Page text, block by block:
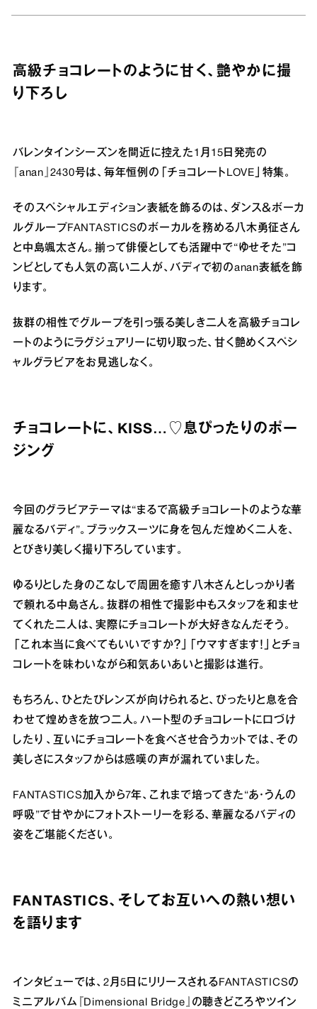
高級チョコレートのように甘く、艶やかに撮
り下ろし
バレンタインシーズンを間近に控えた1月15日発売の
『anan』2430号は、毎年恒例の「チョコレートLOVE」特集。
そのスペシャルエディション表紙を飾るのは、ダンス＆ボーカ
ルグループFANTASTICSのボーカルを務める八木勇征さん
と中島颯太さん。揃って俳優としても活躍中で“ゆせそた”コ
ンビとしても人気の高い二人が、バディで初のanan表紙を飾
ります。
抜群の相性でグループを引っ張る美しき二人を高級チョコレ
ートのようにラグジュアリーに切り取った、甘く艶めくスペシ
ャルグラビアをお見逃しなく。
チョコレートに、KISS…♡息ぴったりのポー
ジング
今回のグラビアテーマは“まるで高級チョコレートのような華
麗なるバディ”。ブラックスーツに身を包んだ煌めく二人を、
とびきり美しく撮り下ろしています。
ゆるりとした身のこなしで周囲を癒す八木さんとしっかり者
で頼れる中島さん。抜群の相性で撮影中もスタッフを和ませ
てくれた二人は、実際にチョコレートが大好きなんだそう。
「これ本当に食べてもいいですか？」「ウマすぎます！」とチョ
コレートを味わいながら和気あいあいと撮影は進行。
もちろん、ひとたびレンズが向けられると、ぴったりと息を合
わせて煌めきを放つ二人。ハート型のチョコレートに口づけ
したり 、互いにチョコレートを食べさせ合うカットでは、その
美しさにスタッフからは感嘆の声が漏れていました。
FANTASTICS加入から7年、これまで培ってきた“あ・うんの
呼吸”で甘やかにフォトストーリーを彩る、華麗なるバディの
姿をご堪能ください。
FANTASTICS、そしてお互いへの熱い想い
を語ります
インタビューでは、2月5日にリリースされるFANTASTICSの
ミニアルバム『Dimensional Bridge』の聴きどころやツイン